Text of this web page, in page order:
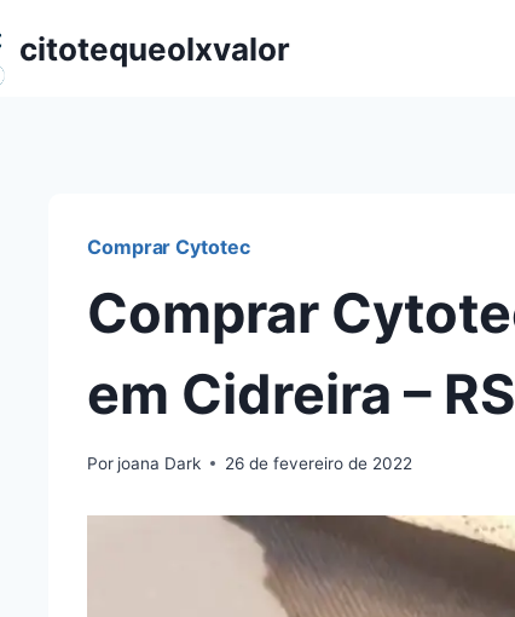
citotequeolxvalor
Comprar Cytotec
Comprar
em Cidreira – RS
Por joana Dark 26 de fevereiro de 2022